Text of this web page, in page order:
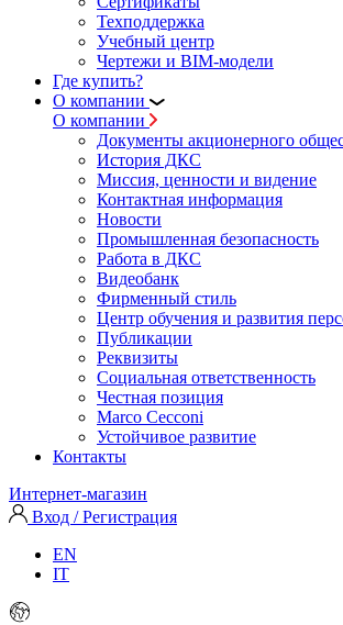
Техподдержка
Учебный центр
Чертежи и BIM-модели
Где купить?
О компании
О компании
Документы акционерного
История ДКС
Миссия, ценности и видение
Контактная информация
Новости
Промышленная безопасность
Работа в ДКС
Видеобанк
Фирменный стиль
Центр обучения и развития
Публикации
Реквизиты
Социальная ответственность
Честная позиция
Marco Cecconi
Устойчивое развитие
Контакты
Интернет-магазин
Вход / Регистрация
EN
IT